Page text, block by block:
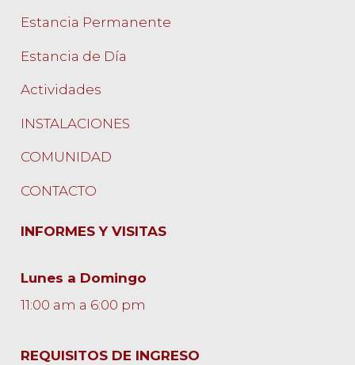
Estancia Permanente
Estancia de Día
Actividades
INSTALACIONES
COMUNIDAD
CONTACTO
INFORMES Y VISITAS
Lunes a Domingo
11:00 am a 6:00 pm
REQUISITOS DE INGRESO